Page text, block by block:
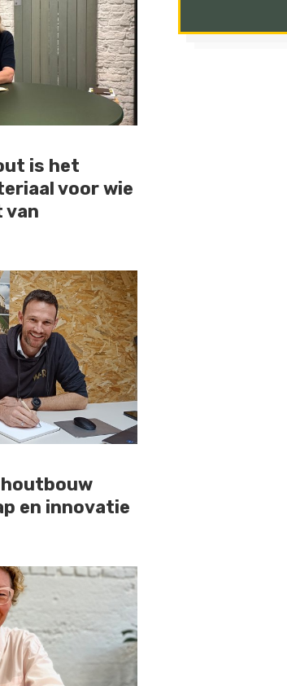
is het
voor wie
van
houtbouw
en innovatie